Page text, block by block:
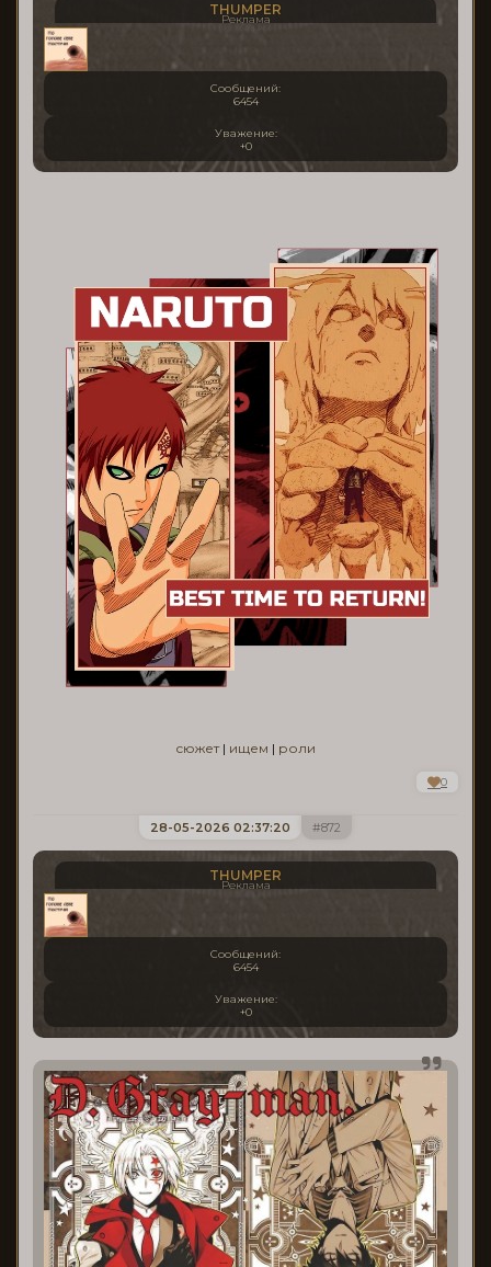
THUMPER
Реклама
Сообщений:
6454
Уважение:
+0
сюжет| ищем | роли
0
872
28-05-2026 02:37:20
THUMPER
Реклама
Сообщений:
6454
Уважение:
+0